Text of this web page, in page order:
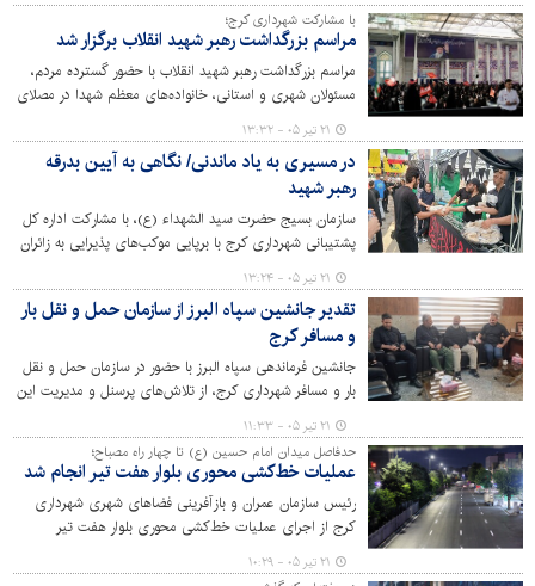
با مشارکت شهرداری کرج؛
مراسم بزرگداشت رهبر شهید انقلاب برگزار شد
مراسم بزرگداشت رهبر شهید انقلاب با حضور گسترده مردم،
مسئولان شهری و استانی، خانواده‌های معظم شهدا در مصلای
بزرگ امام خمینی(ره) برگزار شد.
۲۱ تیر ۰۵ - ۱۳:۳۲
در مسیری به یاد ماندنی/ نگاهی به آیین بدرقه
رهبر شهید
سازمان بسیج حضرت سید الشهداء (ع)، با مشارکت اداره کل
پشتیبانی شهرداری کرج با برپایی موکب‌های پذیرایی به زائران
وداع و بدرقه آقای شهید ایران خدمات گوناگونی ارائه داد.
۲۱ تیر ۰۵ - ۱۳:۲۴
تقدیر جانشین سپاه البرز از سازمان حمل و نقل بار
و مسافر کرج
جانشین فرماندهی سپاه البرز با حضور در سازمان حمل و نقل
بار و مسافر شهرداری کرج، از تلاش‌های پرسنل و مدیریت این
سازمان در تسهیل تردد عزاداران مراسم رهبر شهید تشکر کرد.
۲۱ تیر ۰۵ - ۱۱:۳۳
حدفاصل میدان امام حسین (ع) تا چهار راه مصباح؛
عملیات خط‌کشی محوری بلوار هفت تیر انجام شد
رئیس سازمان عمران و بازآفرینی فضاهای شهری شهرداری
کرج از اجرای عملیات خط‌کشی محوری بلوار هفت تیر
هزار متر خط‌کشی ممتد و ۶ هزار متر خط‌کشی منقطع خبر
۲۱ تیر ۰۵ - ۱۰:۲۹